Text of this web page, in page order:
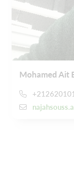
Mohamed Ait